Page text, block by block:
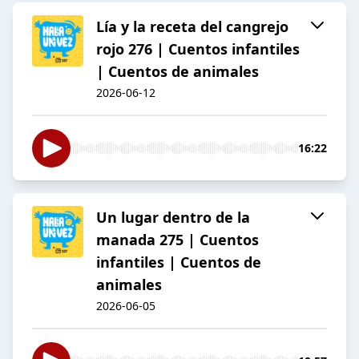
Lía y la receta del cangrejo
rojo 276 | Cuentos infantiles
| Cuentos de animales
2026-06-12
16:22
Un lugar dentro de la
manada 275 | Cuentos
infantiles | Cuentos de
animales
2026-06-05